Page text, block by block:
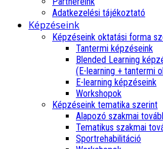
Adatkezelési tájékoztató
Képzéseink
Képzéseink oktatási forma
Tantermi képzéseink
Blended Learning
(E-learning + tantermi
E-learning képzéseink
Workshopok
Képzéseink tematika szerint
Alapozó szakmai
Tematikus szakmai
Sportrehabilitáció